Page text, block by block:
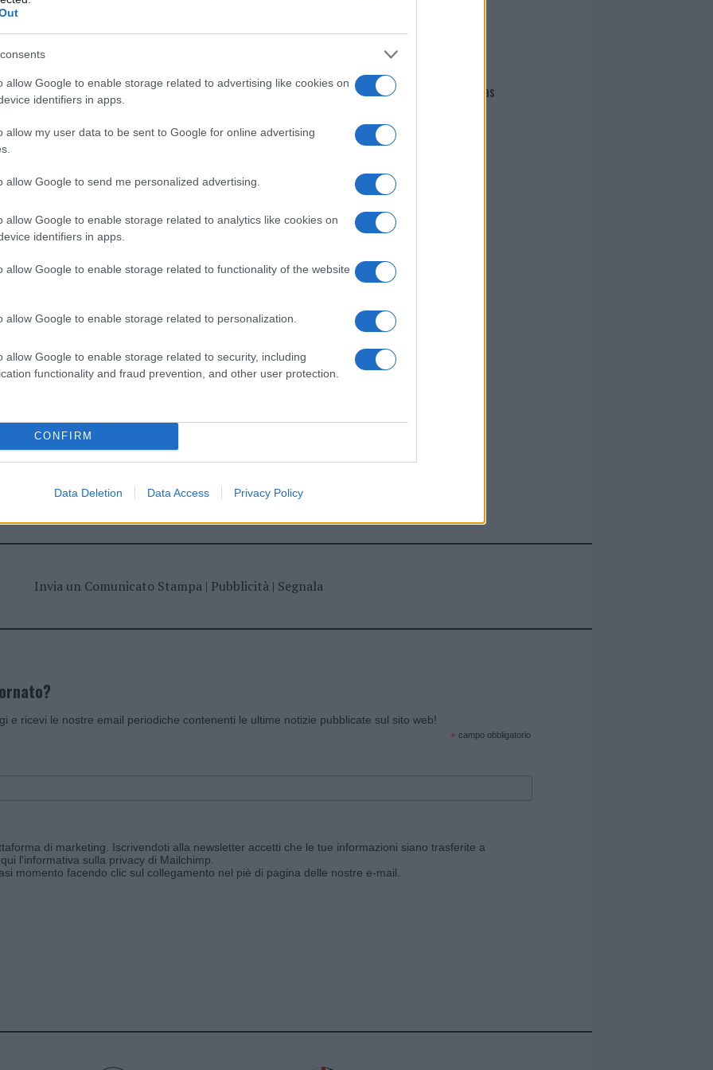
allow Google to enable storage related to advertising like cookies on
identifiers in apps.
allow my user data to be sent to Google for online advertising
allow Google to send me personalized advertising.
allow Google to enable storage related to analytics like cookies on
identifiers in apps.
allow Google to enable storage related to functionality of the website
allow Google to enable storage related to personalization.
allow Google to enable storage related to security, including
functionality and fraud prevention, and other user protection.
CONFIRM
Data Deletion Data Access Privacy Policy
nella sezione
i tuoi video e le tue foto
+39 345 356 7512
di GalluraOggi.it
news da
Prossimo articolo
Giovannimaria Cabras
Invia un Comunicato Stampa| Pubblicità| Segnala
e ricevi le nostre email periodiche contenenti le ultime notizie pubblicate sul sito web!
* campo obbligatorio
di marketing. Iscrivendoti alla newsletter accetti che le tue informazioni siano trasferite a
l'informativa sulla privacy di Mailchimp
momento facendo clic sul collegamento nel piè di pagina delle nostre e-mail.